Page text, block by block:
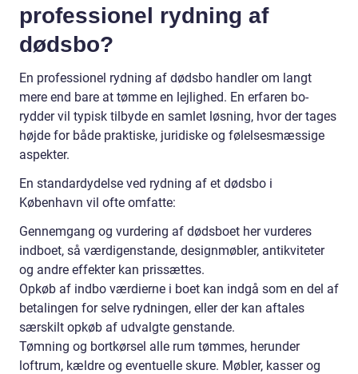
professionel rydning af
dødsbo?
En professionel rydning af dødsbo handler om langt
mere end bare at tømme en lejlighed. En erfaren bo-
rydder vil typisk tilbyde en samlet løsning, hvor der tages
højde for både praktiske, juridiske og følelsesmæssige
aspekter.
En standardydelse ved rydning af et dødsbo i
København vil ofte omfatte:
Gennemgang og vurdering af dødsboet her vurderes
indboet, så værdigenstande, designmøbler, antikviteter
og andre effekter kan prissættes.
Opkøb af indbo værdierne i boet kan indgå som en del af
betalingen for selve rydningen, eller der kan aftales
særskilt opkøb af udvalgte genstande.
Tømning og bortkørsel alle rum tømmes, herunder
loftrum, kældre og eventuelle skure. Møbler, kasser og